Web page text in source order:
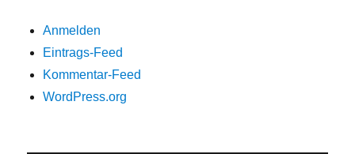
Anmelden
Eintrags-Feed
Kommentar-Feed
WordPress.org